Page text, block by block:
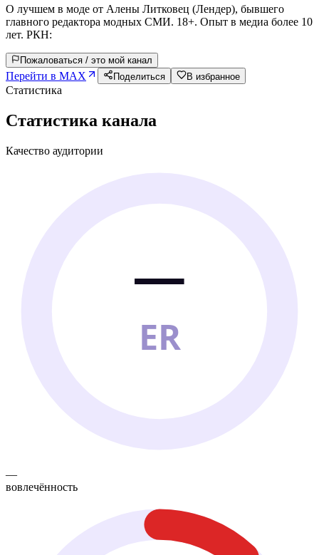
О лучшем в моде от Алены Литковец (Лендер), бывшего
главного редактора модных СМИ. 18+. Опыт в медиа более 10
лет. РКН:
Пожаловаться / это мой канал
Перейти в MAX Поделиться В избранное
Статистика
Статистика канала
Качество аудитории
—
ER
—
вовлечённость